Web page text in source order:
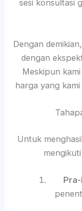
sesi konsultasi
Dengan
dengan
Meskipun
harga yang
Untuk